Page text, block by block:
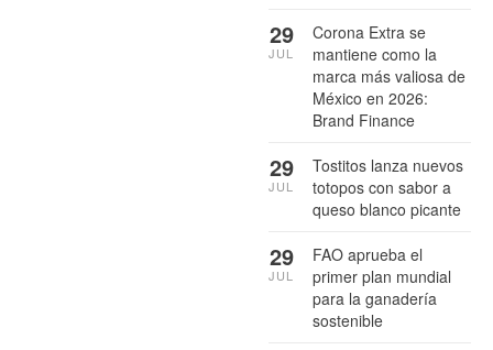
Corona Extra se
mantiene como la
marca más valiosa de
México en 2026:
Brand Finance
29
JUL
Tostitos lanza nuevos
totopos con sabor a
queso blanco picante
29
JUL
FAO aprueba el
primer plan mundial
para la ganadería
sostenible
29
JUL